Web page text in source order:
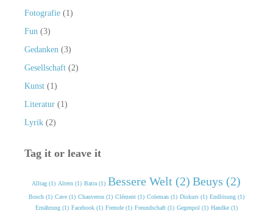
Fotografie(1)
Fun (3)
Gedanken (3)
Gesellschaft(2)
Kunst(1)
Literatur(1)
Lyrik(2)
Tag it or leave it
Alltag (1) Altern (1) Batra (1) Bessere Welt (2) Beuys (2)
Bosch (1) Cave (1) Chauveron (1) Clément (1) Coleman (1) Diskurs (1) Endlösung (1)
Ernährung (1) Facebook (1) Fremde (1) Freundschaft (1) Gegenpol (1) Handke (1)